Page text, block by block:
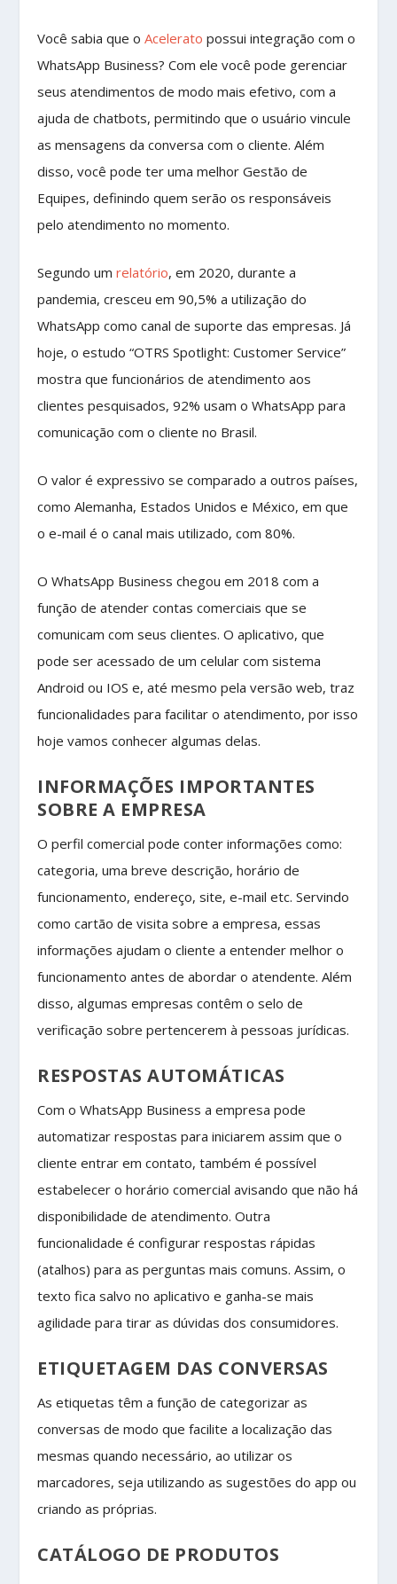
Você sabia que oAcelerato possui integração com o
WhatsApp Business? Com ele você pode gerenciar
seus atendimentos de modo mais efetivo, com a
ajuda de chatbots, permitindo que o usuário vincule
as mensagens da conversa com o cliente. Além
disso, você pode ter uma melhor Gestão de
Equipes, definindo quem serão os responsáveis
pelo atendimento no momento.
Segundo umrelatório, em 2020, durante a
pandemia, cresceu em 90,5% a utilização do
WhatsApp como canal de suporte das empresas. Já
hoje, o estudo “OTRS Spotlight: Customer Service”
mostra que funcionários de atendimento aos
clientes pesquisados, 92% usam o WhatsApp para
comunicação com o cliente no Brasil.
O valor é expressivo se comparado a outros países,
como Alemanha, Estados Unidos e México, em que
o e-mail é o canal mais utilizado, com 80%.
O WhatsApp Business chegou em 2018 com a
função de atender contas comerciais que se
comunicam com seus clientes. O aplicativo, que
pode ser acessado de um celular com sistema
Android ou IOS e, até mesmo pela versão web, traz
funcionalidades para facilitar o atendimento, por isso
hoje vamos conhecer algumas delas.
INFORMAÇÕES IMPORTANTES
SOBRE A EMPRESA
O perfil comercial pode conter informações como:
categoria, uma breve descrição, horário de
funcionamento, endereço, site, e-mail etc. Servindo
como cartão de visita sobre a empresa, essas
informações ajudam o cliente a entender melhor o
funcionamento antes de abordar o atendente. Além
disso, algumas empresas contêm o selo de
verificação sobre pertencerem à pessoas jurídicas.
RESPOSTAS AUTOMÁTICAS
Com o WhatsApp Business a empresa pode
automatizar respostas para iniciarem assim que o
cliente entrar em contato, também é possível
estabelecer o horário comercial avisando que não há
disponibilidade de atendimento. Outra
funcionalidade é configurar respostas rápidas
(atalhos) para as perguntas mais comuns. Assim, o
texto fica salvo no aplicativo e ganha-se mais
agilidade para tirar as dúvidas dos consumidores.
ETIQUETAGEM DAS CONVERSAS
As etiquetas têm a função de categorizar as
conversas de modo que facilite a localização das
mesmas quando necessário, ao utilizar os
marcadores, seja utilizando as sugestões do app ou
criando as próprias.
CATÁLOGO DE PRODUTOS